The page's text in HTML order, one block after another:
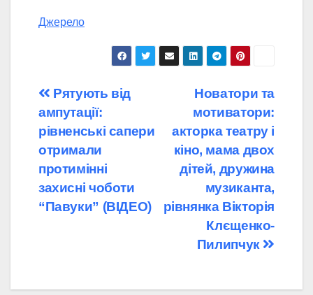
Джерело
Навігація
записів
Новатори та
мотиватори:
акторка театру і
кіно, мама двох
дітей, дружина
музиканта,
рівнянка Вікторія
Клєщенко-
Пилипчук
Рятують від
ампутації:
рівненські сапери
отримали
протимінні
захисні чоботи
“Павуки” (ВІДЕО)